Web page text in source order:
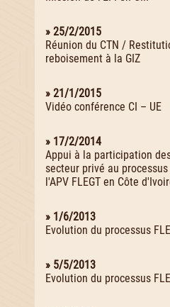
» 25/2/2015
Réunion du CTN /
reboisement à la GIZ
» 21/1/2015
Vidéo conférence CI – UE
» 17/2/2014
Appui à la participation
secteur privé au
l'APV FLEGT en Côte
» 1/6/2013
Evolution du processus
» 5/5/2013
Evolution du processus